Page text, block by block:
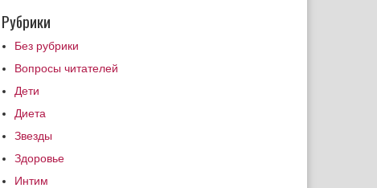
Рубрики
Без рубрики
Вопросы читателей
Дети
Диета
Звезды
Здоровье
Интим